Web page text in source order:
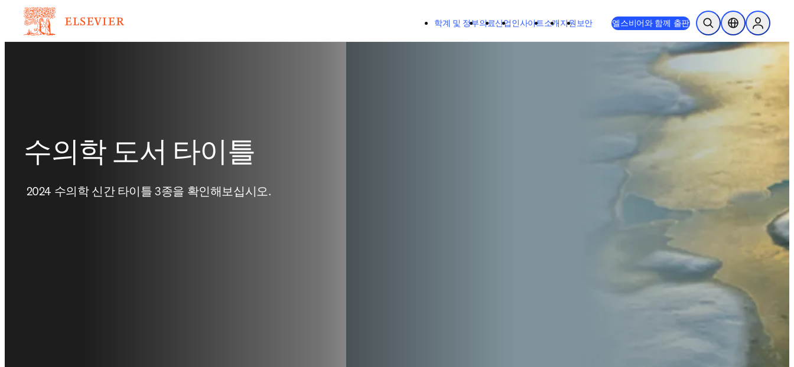
학계 및 정부의료산업인사이트소개지원 보안 엘스비어와 함께 출판 검색 열기위치 선택기Sign in to
수의학 도서 타이틀
2024 수의학 신간 타이틀 3종을 확인해보십시오.